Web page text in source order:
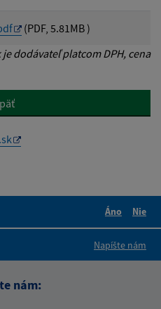
(PDF, 5.81MB )
dodávateľ platcom DPH, cena
Áno
Nie
Napíšte nám
nám: